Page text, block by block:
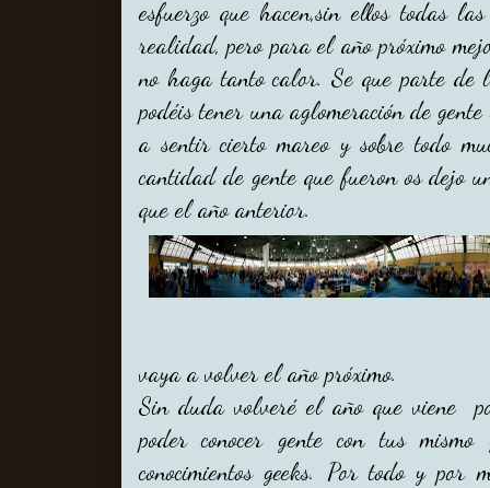
esfuerzo que hacen,sin ellos todas
realidad, pero para el año próximo
no haga tanto calor. Se que parte
podéis tener una aglomeración de
a sentir cierto mareo y sobre todo
cantidad de gente que fueron os dejo
que el año anterior.
vaya a volver el año próximo.
Sin duda volveré el año que viene
poder conocer gente con tus
conocimientos geeks. Por todo y por